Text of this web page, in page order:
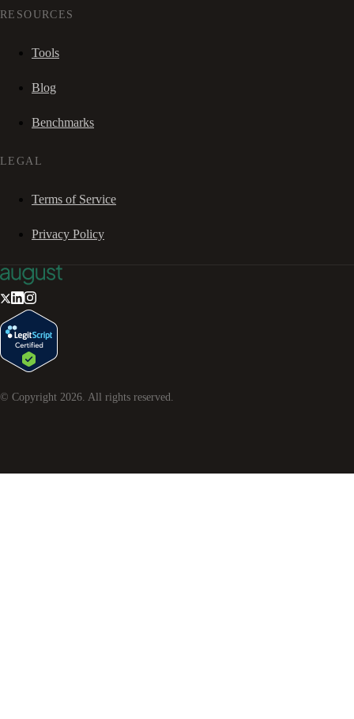
RESOURCES
Tools
Blog
Benchmarks
LEGAL
Terms of Service
Privacy Policy
© Copyright 2026 . All rights reserved.